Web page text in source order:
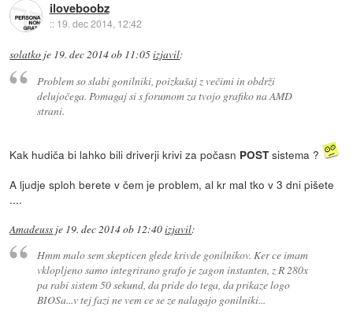
iloveboobz
:: 19. dec 2014, 12:42
solatko je 19. dec 2014 ob 11:05izjavil:
Problem so slabi gonilniki, poizkušaj z večimi in obdrži
delujočega. Pomagaj si s forumom za tvojo grafiko na AMD
strani.
Kak hudiča bi lahko bili driverji krivi za počasn POSTsistema ?
A ljudje sploh berete v čem je problem, al kr mal tko v 3 dni pišete
....
Amadeuss je 19. dec 2014 ob 12:40izjavil:
Hmm malo sem skepticen glede krivde gonilnikov. Ker ce imam
vklopljeno samo integrirano grafo je zagon instanten, z R 280x
pa rabi sistem 50 sekund, da pride do tega, da prikaze logo
BIOSa...v tej fazi ne vem ce se ze nalagajo gonilniki...